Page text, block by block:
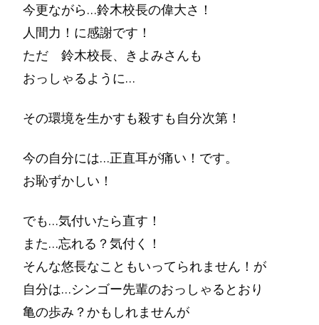
今更ながら…鈴木校長の偉大さ！
人間力！に感謝です！
ただ 鈴木校長、きよみさんも
おっしゃるように…
その環境を生かすも殺すも自分次第！
今の自分には…正直耳が痛い！です。
お恥ずかしい！
でも…気付いたら直す！
また…忘れる？気付く！
そんな悠長なこともいってられません！が
自分は…シンゴー先輩のおっしゃるとおり
亀の歩み？かもしれませんが